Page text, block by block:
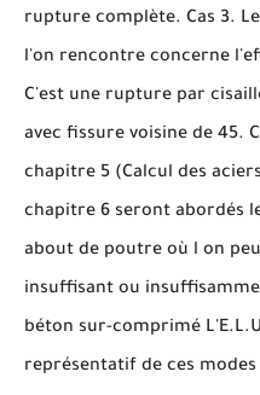
rupture complète. Cas 3.
l'on rencontre concerne
C'est une rupture par
avec fissure voisine de 45.
chapitre 5 (Calcul des
chapitre 6 seront abordés
about de poutre où l on
insuffisant ou
béton sur-comprimé
représentatif de ces